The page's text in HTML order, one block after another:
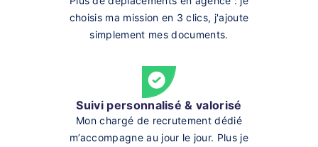
choisis ma mission en 3 clics, j'ajoute
simplement mes documents.
Suivi personnalisé & valorisé
Mon chargé de recrutement dédié
m’accompagne au jour le jour. Plus je